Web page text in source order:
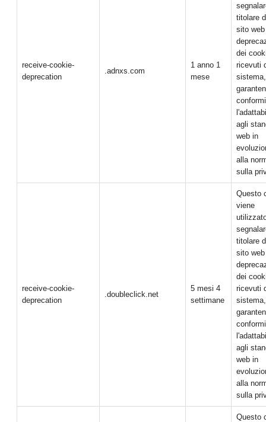
receive-cookie-
deprecation
.adnxs.com
1 anno 1
mese
titolare
sito
dei
ricevuti
sistema,
agli
web in
alla
sulla
receive-cookie-
deprecation
.doubleclick.net
5 mesi 4
settimane
Questo
viene
titolare
sito
dei
ricevuti
sistema,
agli
web in
alla
sulla
Questo